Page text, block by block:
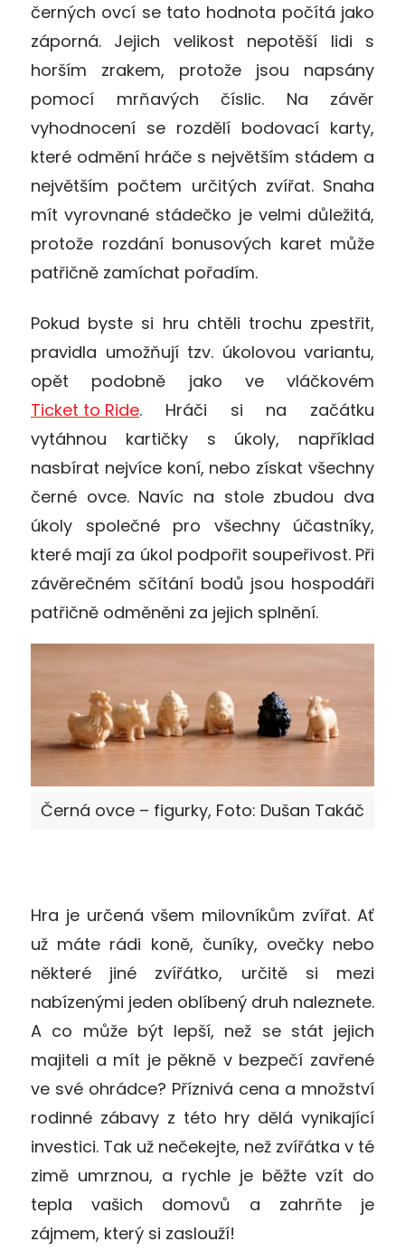
černých ovcí se tato hodnota počítá jako
záporná. Jejich velikost nepotěší lidi s
horším zrakem, protože jsou napsány
pomocí mrňavých číslic. Na závěr
vyhodnocení se rozdělí bodovací karty,
které odmění hráče s největším stádem a
největším počtem určitých zvířat. Snaha
mít vyrovnané stádečko je velmi důležitá,
protože rozdání bonusových karet může
patřičně zamíchat pořadím.
Pokud byste si hru chtěli trochu zpestřit,
pravidla umožňují tzv. úkolovou variantu,
opět podobně jako ve vláčkovém
Ticket to Ride. Hráči si na začátku
vytáhnou kartičky s úkoly, například
nasbírat nejvíce koní, nebo získat všechny
černé ovce. Navíc na stole zbudou dva
úkoly společné pro všechny účastníky,
které mají za úkol podpořit soupeřivost. Při
závěrečném sčítání bodů jsou hospodáři
patřičně odměněni za jejich splnění.
Černá ovce – figurky, Foto: Dušan Takáč
Hra je určená všem milovníkům zvířat. Ať
už máte rádi koně, čuníky, ovečky nebo
některé jiné zvířátko, určitě si mezi
nabízenými jeden oblíbený druh naleznete.
A co může být lepší, než se stát jejich
majiteli a mít je pěkně v bezpečí zavřené
ve své ohrádce? Příznivá cena a množství
rodinné zábavy z této hry dělá vynikající
investici. Tak už nečekejte, než zvířátka v té
zimě umrznou, a rychle je běžte vzít do
tepla vašich domovů a zahrňte je
zájmem, který si zaslouží!